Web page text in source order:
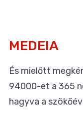
MEDEIA
És mielőtt
94000-et a 365
hagyva a